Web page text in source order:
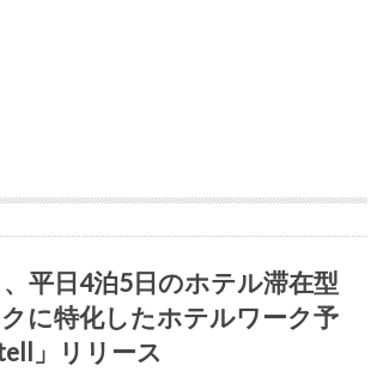
平日4泊5日のホテル滞在型
に特化したホテルワーク予
」リリース